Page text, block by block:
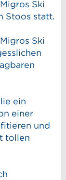
Ski
Stoos statt.
Ski
ein
einer
und
tollen